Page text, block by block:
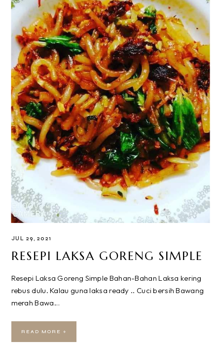
JUL 29, 2021
RESEPI LAKSA GORENG SIMPLE
Resepi Laksa Goreng Simple Bahan-Bahan Laksa kering
rebus dulu. Kalau guna laksa ready .. Cuci bersih Bawang
merah Bawa…
READ MORE »